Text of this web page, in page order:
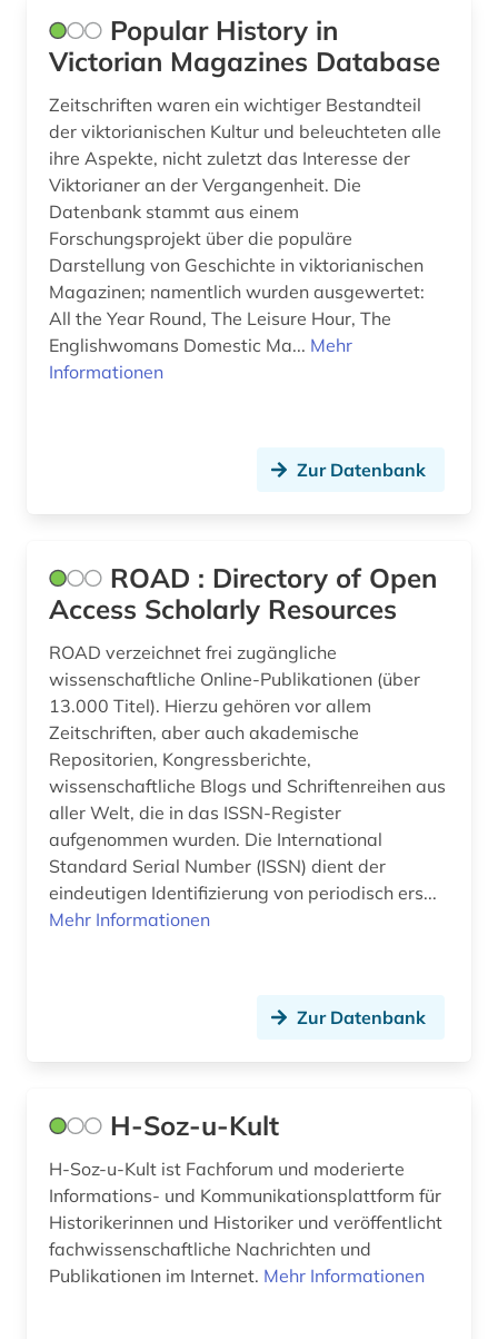
Popular History in
Victorian Magazines Database
Zeitschriften waren ein wichtiger Bestandteil
der viktorianischen Kultur und beleuchteten alle
ihre Aspekte, nicht zuletzt das Interesse der
Viktorianer an der Vergangenheit. Die
Datenbank stammt aus einem
Forschungsprojekt über die populäre
Darstellung von Geschichte in viktorianischen
Magazinen; namentlich wurden ausgewertet:
All the Year Round, The Leisure Hour, The
Englishwomans Domestic Ma... Mehr
Informationen
Zur Datenbank
ROAD : Directory of Open
Access Scholarly Resources
ROAD verzeichnet frei zugängliche
wissenschaftliche Online-Publikationen (über
13.000 Titel). Hierzu gehören vor allem
Zeitschriften, aber auch akademische
Repositorien, Kongressberichte,
wissenschaftliche Blogs und Schriftenreihen aus
aller Welt, die in das ISSN-Register
aufgenommen wurden. Die International
Standard Serial Number (ISSN) dient der
eindeutigen Identifizierung von periodisch ers...
Mehr Informationen
Zur Datenbank
H-Soz-u-Kult
H-Soz-u-Kult ist Fachforum und moderierte
Informations- und Kommunikationsplattform für
Historikerinnen und Historiker und veröffentlicht
fachwissenschaftliche Nachrichten und
Publikationen im Internet. Mehr Informationen